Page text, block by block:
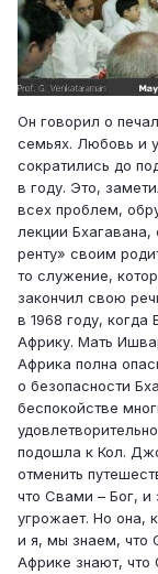
Он говорил о
семьях. Любовь и
сократились до
в году. Это,
всех проблем,
лекции Бхагавана,
ренту» своим
то служение,
закончил свою
в 1968 году, когда
Африку. Мать
Африка полна
о безопасности
беспокойстве
подошла к Кол.
отменить
что Свами – Бог, и
угрожает. Но она,
и я, мы знаем, что
Африке знают, что